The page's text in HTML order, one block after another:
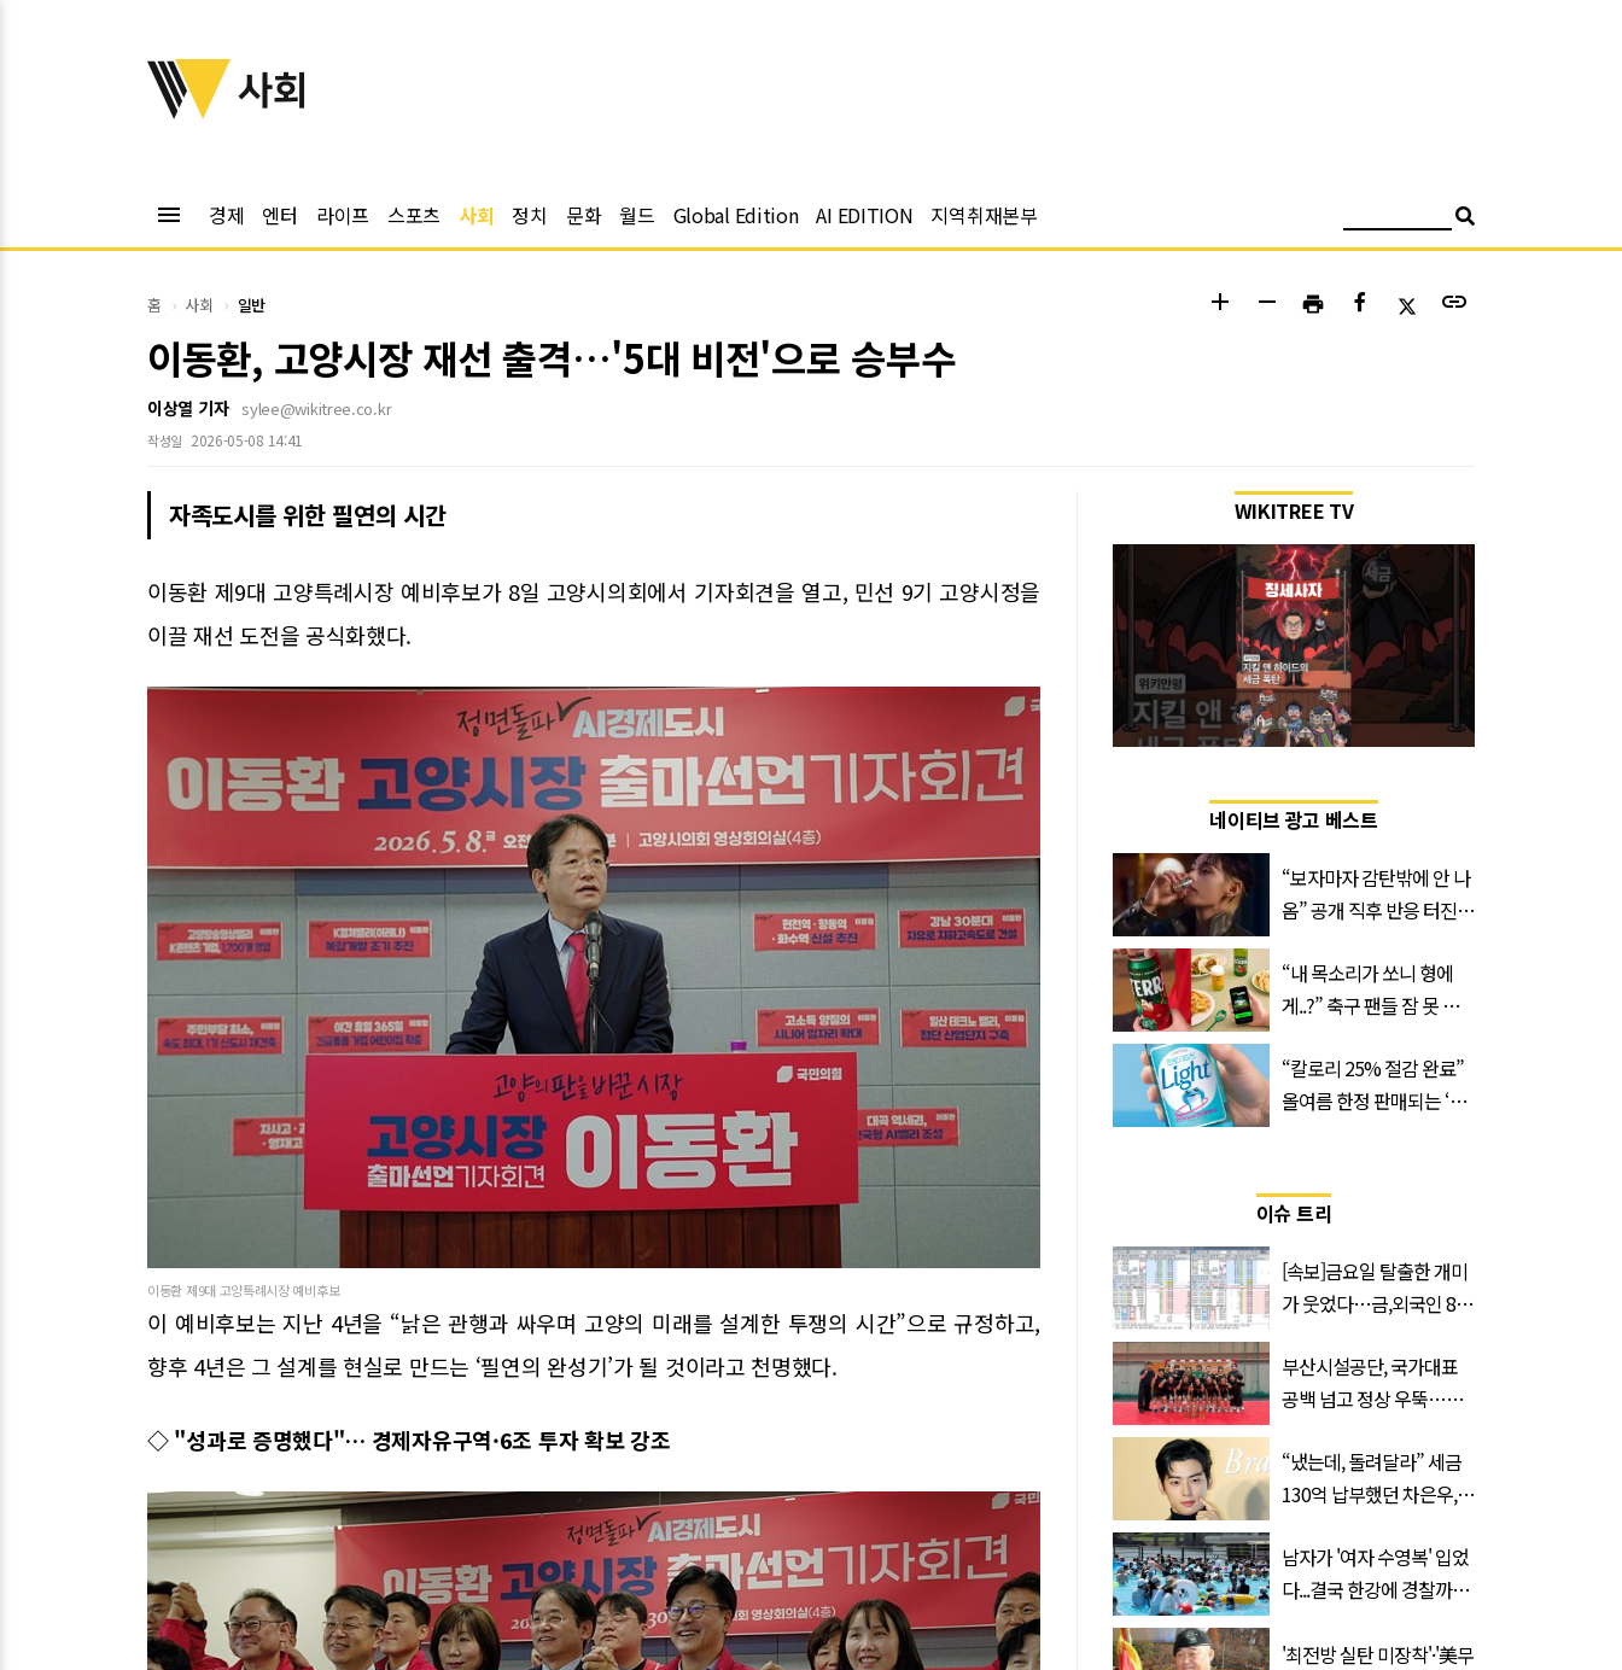
위키트리
사회
menu 경제 엔터 라이프 스포츠 사회 정치 문화 월드 Global Edition AI EDITION 지역취재본부
홈 사회 일반 add remove print link
이동환, 고양시장 재선 출격…'5대 비전'으로 승부수
이상열 기자 sylee@wikitree.co.kr
작성일 2026-05-08 14:41
자족도시를 위한 필연의 시간
이동환 제9대 고양특례시장 예비후보가 8일 고양시의회에서 기자회견을 열고, 민선 9기 고양시정을
이끌 재선 도전을 공식화했다.
이동환 제9대 고양특례시장 예비후보
이 예비후보는 지난 4년을 “낡은 관행과 싸우며 고양의 미래를 설계한 투쟁의 시간”으로 규정하고,
향후 4년은 그 설계를 현실로 만드는 ‘필연의 완성기’가 될 것이라고 천명했다.
◇ "성과로 증명했다"… 경제자유구역·6조 투자 확보 강조
WIKITREE TV
네이티브 광고 베스트
“보자마자 감탄밖에 안 나
옴” 공개 직후 반응 터진
“내 목소리가 쏘니 형에
게..?” 축구 팬들 잠 못 들
트
“칼로리 25% 절감 완료”
올여름 한정 판매되는 ‘최
이슈 트리
[속보]금요일 탈출한 개미
가 웃었다…금,외국인 8조
하이닉스 '와르르'
부산시설공단, 국가대표
공백 넘고 정상 우뚝…디
“냈는데, 돌려달라” 세금
130억 납부했던 차은우,
남자가 '여자 수영복' 입었
다...결국 한강에 경찰까지
'최전방 실탄 미장착'·'美무